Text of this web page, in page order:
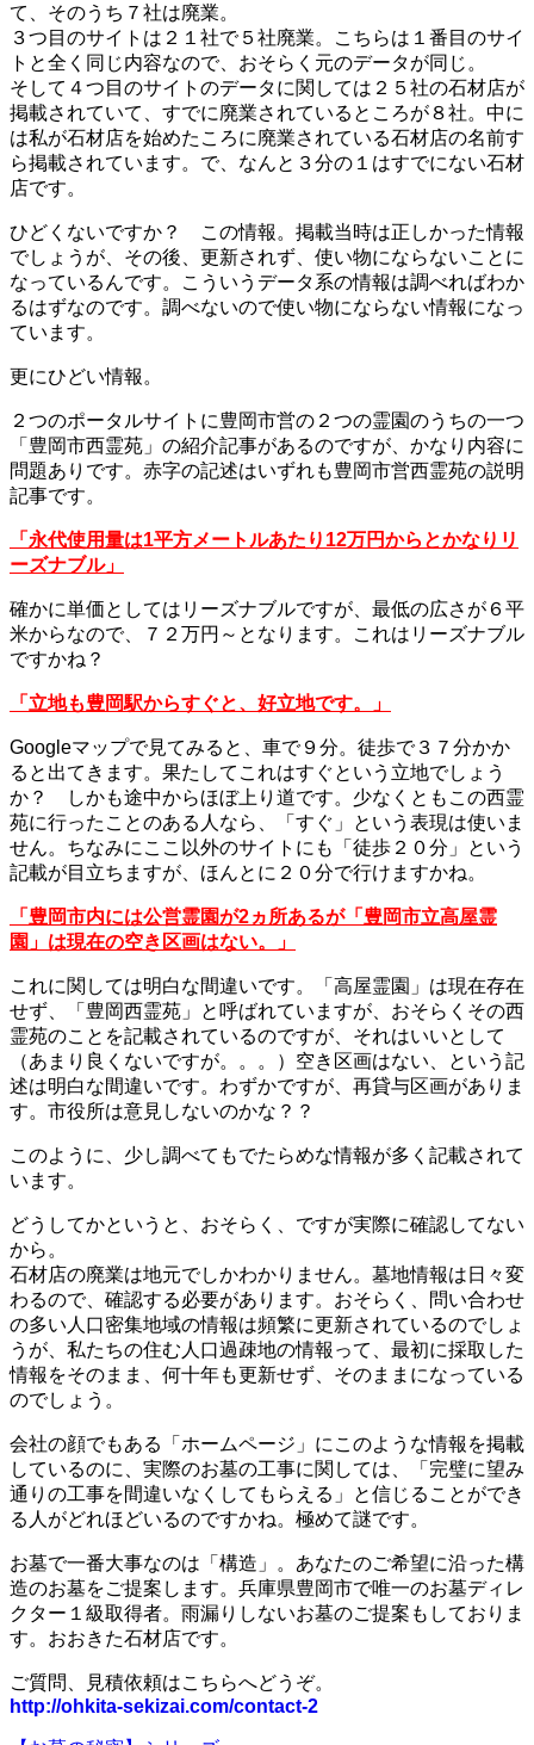
て、そのうち７社は廃業。
３つ目のサイトは２１社で５社廃業。こちらは１番目のサイ
トと全く同じ内容なので、おそらく元のデータが同じ。
そして４つ目のサイトのデータに関しては２５社の石材店が
掲載されていて、すでに廃業されているところが８社。中に
は私が石材店を始めたころに廃業されている石材店の名前す
ら掲載されています。で、なんと３分の１はすでにない石材
店です。
ひどくないですか？ この情報。掲載当時は正しかった情報
でしょうが、その後、更新されず、使い物にならないことに
なっているんです。こういうデータ系の情報は調べればわか
るはずなのです。調べないので使い物にならない情報になっ
ています。
更にひどい情報。
２つのポータルサイトに豊岡市営の２つの霊園のうちの一つ
「豊岡市西霊苑」の紹介記事があるのですが、かなり内容に
問題ありです。赤字の記述はいずれも豊岡市営西霊苑の説明
記事です。
「永代使用量は1平方メートルあたり12万円からとかなりリ
ーズナブル」
確かに単価としてはリーズナブルですが、最低の広さが６平
米からなので、７２万円～となります。これはリーズナブル
ですかね？
「立地も豊岡駅からすぐと、好立地です。」
Googleマップで見てみると、車で９分。徒歩で３７分かか
ると出てきます。果たしてこれはすぐという立地でしょう
か？ しかも途中からほぼ上り道です。少なくともこの西霊
苑に行ったことのある人なら、「すぐ」という表現は使いま
せん。ちなみにここ以外のサイトにも「徒歩２０分」という
記載が目立ちますが、ほんとに２０分で行けますかね。
「豊岡市内には公営霊園が2ヵ所あるが「豊岡市立高屋霊
園」は現在の空き区画はない。」
これに関しては明白な間違いです。「高屋霊園」は現在存在
せず、「豊岡西霊苑」と呼ばれていますが、おそらくその西
霊苑のことを記載されているのですが、それはいいとして
（あまり良くないですが。。。）空き区画はない、という記
述は明白な間違いです。わずかですが、再貸与区画がありま
す。市役所は意見しないのかな？？
このように、少し調べてもでたらめな情報が多く記載されて
います。
どうしてかというと、おそらく、ですが実際に確認してない
から。
石材店の廃業は地元でしかわかりません。墓地情報は日々変
わるので、確認する必要があります。おそらく、問い合わせ
の多い人口密集地域の情報は頻繁に更新されているのでしょ
うが、私たちの住む人口過疎地の情報って、最初に採取した
情報をそのまま、何十年も更新せず、そのままになっている
のでしょう。
会社の顔でもある「ホームページ」にこのような情報を掲載
しているのに、実際のお墓の工事に関しては、「完璧に望み
通りの工事を間違いなくしてもらえる」と信じることができ
る人がどれほどいるのですかね。極めて謎です。
お墓で一番大事なのは「構造」。あなたのご希望に沿った構
造のお墓をご提案します。兵庫県豊岡市で唯一のお墓ディレ
クター１級取得者。雨漏りしないお墓のご提案もしておりま
す。おおきた石材店です。
ご質問、見積依頼はこちらへどうぞ。
http://ohkita-sekizai.com/contact-2